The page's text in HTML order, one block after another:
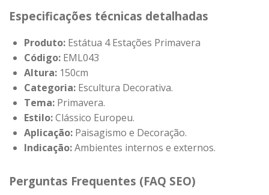
Especificações técnicas detalhadas
Produto: Estátua 4 Estações Primavera
Código: EML043
Altura: 150cm
Categoria: Escultura Decorativa.
Tema: Primavera.
Estilo:Clássico Europeu.
Aplicação: Paisagismo e Decoração.
Indicação:Ambientes internos e externos.
Perguntas Frequentes (FAQ SEO)